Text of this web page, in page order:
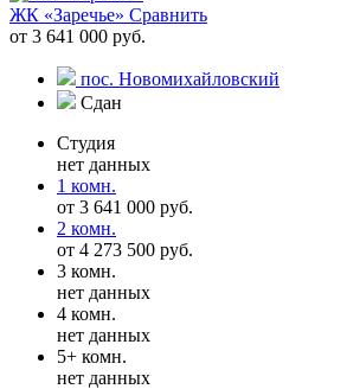
ЖК «Заречье» Сравнить
от 3 641 000 руб.
пос. Новомихайловский
Сдан
Студия
нет данных
1 комн.
от 3 641 000 руб.
2 комн.
от 4 273 500 руб.
3 комн.
нет данных
4 комн.
нет данных
5+ комн.
нет данных